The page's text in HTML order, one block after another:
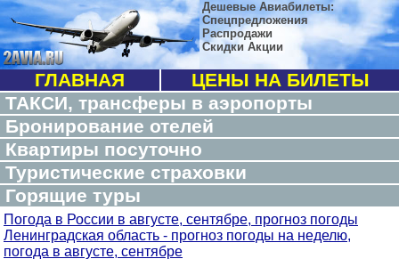
Дешевые Авиабилеты:
Спецпредложения
Распродажи
Скидки Акции
ГЛАВНАЯ
ЦЕНЫ НА БИЛЕТЫ
ТАКСИ, трансферы в аэропорты
Бронирование отелей
Квартиры посуточно
Туристические страховки
Горящие туры
Погода в России в августе, сентябре, прогноз погоды
Ленинградская область - прогноз погоды на неделю,
погода в августе, сентябре